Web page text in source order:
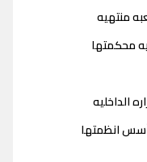
منتهيه
محكمتها
الداخليه
انظمتها